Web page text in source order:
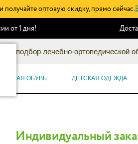
и получайте оптовую скидку, прямо сейчас.
от 1 дня!
подбор лечебно-
ОБУВЬ ДЕТСКАЯ ОДЕЖДА
Индивидуальный